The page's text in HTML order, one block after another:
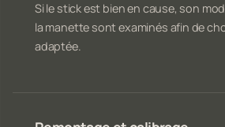
Si le stick est bien en cause, son
la manette sont examinés afin de
adaptée.